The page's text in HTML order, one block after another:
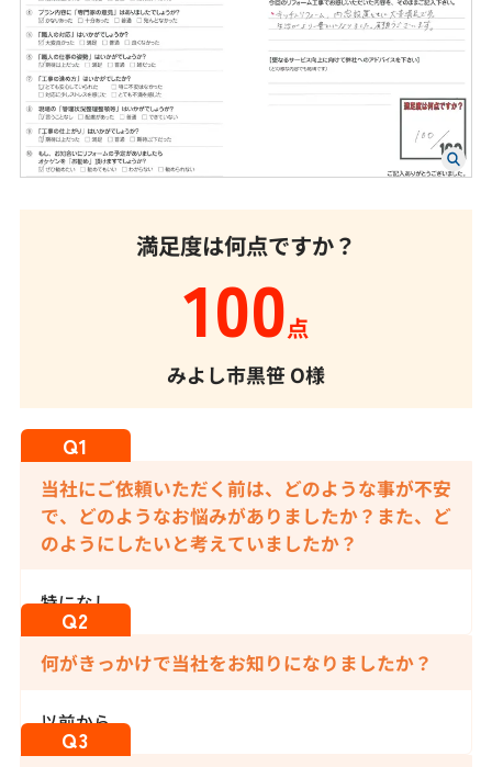
満足度は何点ですか？
100点
みよし市黒笹 O様
当社にご依頼いただく前は、どのような事が不安
で、どのようなお悩みがありましたか？また、ど
のようにしたいと考えていましたか？
特になし
何がきっかけで当社をお知りになりましたか？
以前から